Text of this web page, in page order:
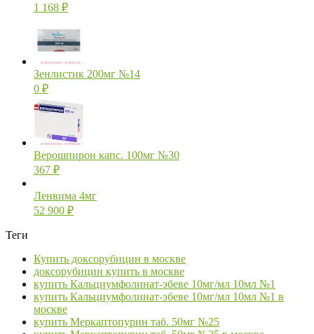
1 168 ₽
Зенлистик 200мг №14
0 ₽
Верошпирон капс. 100мг №30
367 ₽
Ленвима 4мг
52 900 ₽
Теги
Купить доксорубицин в москве
доксорубицин купить в москве
купить Кальциумфолинат-эбеве 10мг/мл 10мл №1
купить Кальциумфолинат-эбеве 10мг/мл 10мл №1 в
москве
купить Меркаптопурин таб. 50мг №25